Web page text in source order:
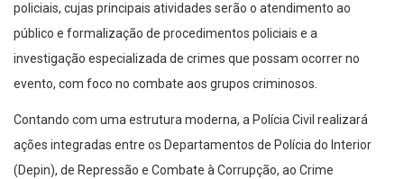
policiais, cujas principais atividades serão o atendimento ao
público e formalização de procedimentos policiais e a
investigação especializada de crimes que possam ocorrer no
evento, com foco no combate aos grupos criminosos.
Contando com uma estrutura moderna, a Polícia Civil realizará
ações integradas entre os Departamentos de Polícia do Interior
(Depin), de Repressão e Combate à Corrupção, ao Crime